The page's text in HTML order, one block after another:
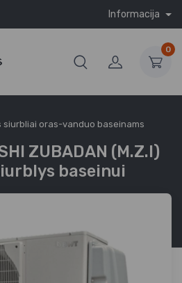
Informacija
0
siurbliai oras-vanduo baseinams
ZUBADAN (M.Z.I)
baseinui